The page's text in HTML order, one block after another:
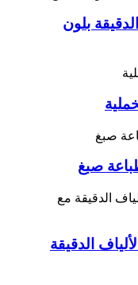
بلون
صبغ
الدقيقة